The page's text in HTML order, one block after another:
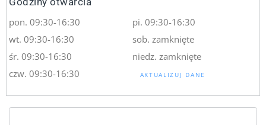
pon. 09:30-16:30
wt. 09:30-16:30
śr. 09:30-16:30
czw. 09:30-16:30
pi. 09:30-16:30
sob. zamknięte
niedz. zamknięte
AKTUALIZUJ DANE